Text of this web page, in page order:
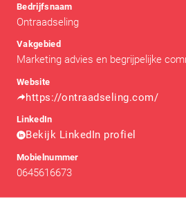
Bedrijfsnaam
Ontraadseling
Vakgebied
Marketing advies en begrijpelijke
Website
https://ontraadseling.com/
LinkedIn
Bekijk LinkedIn profiel
Mobielnummer
0645616673